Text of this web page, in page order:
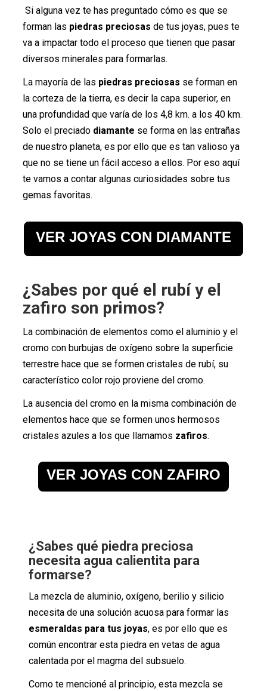
Si alguna vez te has preguntado cómo es que se
forman las piedras preciosas de tus joyas, pues te
va a impactar todo el proceso que tienen que pasar
diversos minerales para formarlas.
La mayoría de las piedras preciosas se forman en
la corteza de la tierra, es decir la capa superior, en
una profundidad que varía de los 4,8 km. a los 40 km.
Solo el preciado diamante se forma en las entrañas
de nuestro planeta, es por ello que es tan valioso ya
que no se tiene un fácil acceso a ellos. Por eso aquí
te vamos a contar algunas curiosidades sobre tus
gemas favoritas.
VER JOYAS CON DIAMANTE
¿Sabes por qué el rubí y el
zafiro son primos?
La combinación de elementos como el aluminio y el
cromo con burbujas de oxígeno sobre la superficie
terrestre hace que se formen cristales de rubí, su
característico color rojo proviene del cromo.
La ausencia del cromo en la misma combinación de
elementos hace que se formen unos hermosos
cristales azules a los que llamamos zafiros.
VER JOYAS CON ZAFIRO
¿Sabes qué piedra preciosa
necesita agua calientita para
formarse?
La mezcla de aluminio, oxígeno, berilio y silicio
necesita de una solución acuosa para formar las
esmeraldas para tus joyas, es por ello que es
común encontrar esta piedra en vetas de agua
calentada por el magma del subsuelo.
Como te mencioné al principio, esta mezcla se